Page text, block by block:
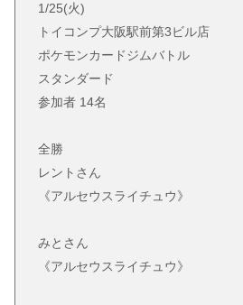
1/25(火)
トイコンプ大阪駅前第3ビル店
ポケモンカードジムバトル
スタンダード
参加者 14名
全勝
レントさん
《アルセウスライチュウ》
みとさん
《アルセウスライチュウ》